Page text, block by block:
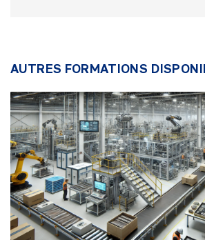
AUTRES FORMATIONS